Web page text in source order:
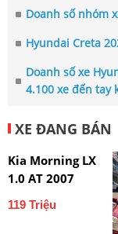
Doanh số nhóm
Hyundai Creta
Doanh số xe
4.100 xe đến tay
XE ĐANG BÁN
Kia Morning LX
1.0 AT 2007
119 Triệu